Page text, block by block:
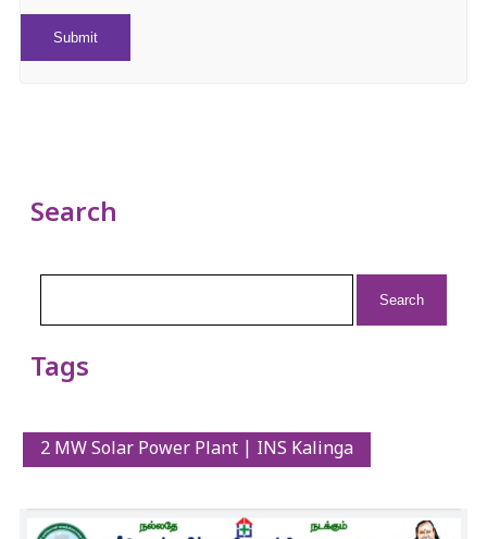
Search
Tags
2 MW Solar Power Plant | INS Kalinga